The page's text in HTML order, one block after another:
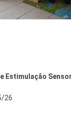
Estimulação
26